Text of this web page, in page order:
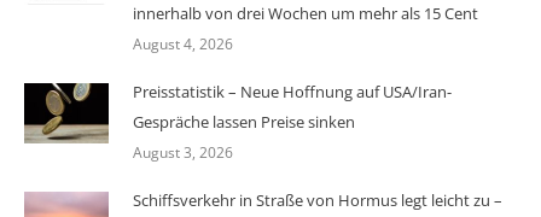
innerhalb von drei Wochen um mehr als 15 Cent
August 4, 2026
Preisstatistik – Neue Hoffnung auf USA/Iran-
Gespräche lassen Preise sinken
August 3, 2026
Schiffsverkehr in Straße von Hormus legt leicht zu –